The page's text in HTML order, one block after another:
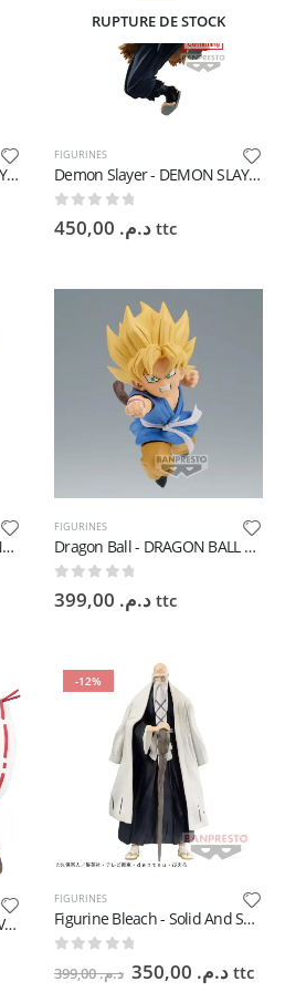
Demon Slayer - DEMON SLAYER: KIMETSU NO YAIBA VIBRATION STARS OBANAI IGURO - 11 cm
RUPTURE DE STOCK
FIGURINES
Demon Slayer - DEMON SLAYER: KIMETSU NO YAIBA VIBRATION STARS-INOSUKE HASHIBIRA - 13 cm
0 sur 5 د.م. ttc
DEMON SLAYER: KIMETSU NO YAIBA MAXIMATIC THE MITSURI KANROJI - 14 cm
FIGURINES
Dragon Ball - DRAGON BALL GT MATCH MAKERS SUPER SAIYAN SON GOKU VS SUPER 17 - 9 cm
0 sur 5 د.م. ttc
Elusive Samurai - THE ELUSIVE SAMURAI FIGURE-TOKIYUKI HOJO - 11 cm
-12%
FIGURINES
Figurine Bleach - Solid And Souls - Yamamoto Genryusai - 15 cm
د.م.399,00 Le د.م.Le
ttc